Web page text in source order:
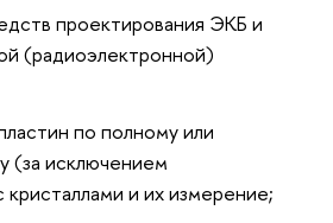
проектирования ЭКБ и
(радиоэлектронной)
по полному или
(за исключением
и их измерение;